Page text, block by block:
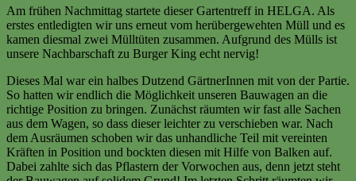
Am frühen Nachmittag startete dieser Gartentreff in HELGA. Als
erstes entledigten wir uns erneut vom herübergewehten Müll und es
kamen diesmal zwei Mülltüten zusammen. Aufgrund des Mülls ist
unsere Nachbarschaft zu Burger King echt nervig!
Dieses Mal war ein halbes Dutzend GärtnerInnen mit von der Partie.
So hatten wir endlich die Möglichkeit unseren Bauwagen an die
richtige Position zu bringen. Zunächst räumten wir fast alle Sachen
aus dem Wagen, so dass dieser leichter zu verschieben war. Nach
dem Ausräumen schoben wir das unhandliche Teil mit vereinten
Kräften in Position und bockten diesen mit Hilfe von Balken auf.
Dabei zahlte sich das Pflastern der Vorwochen aus, denn jetzt steht